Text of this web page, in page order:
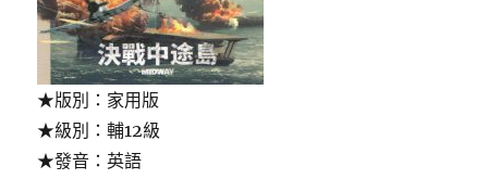
★版別：家用版
★級別：輔12級
★發音：英語